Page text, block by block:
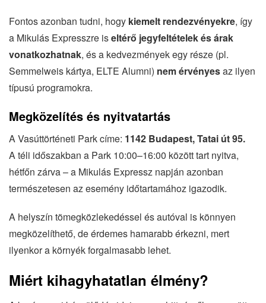
Fontos azonban tudni, hogy kiemelt rendezvényekre, így
a Mikulás Expresszre iseltérő jegyfeltételek és árak
vonatkozhatnak, és a kedvezmények egy része (pl.
Semmelweis kártya, ELTE Alumni) nem érvényesaz ilyen
típusú programokra.
Megközelítés és nyitvatartás
A Vasúttörténeti Park címe: 1142 Budapest, Tatai út 95.
A téli időszakban a Park 10:00–16:00 között tart nyitva,
hétfőn zárva – a Mikulás Expressz napján azonban
természetesen az esemény időtartamához igazodik.
A helyszín tömegközlekedéssel és autóval is könnyen
megközelíthető, de érdemes hamarabb érkezni, mert
ilyenkor a környék forgalmasabb lehet.
Miért kihagyhatatlan élmény?